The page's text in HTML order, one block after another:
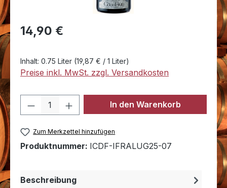
Regulärer Preis:
14,90 €
Inhalt: 0.75 Liter (19,87 € / 1 Liter)
Preise inkl. MwSt. zzgl. Versandkosten
Produkt Anzahl: Gib den
In den Warenkorb
Zum Merkzettel hinzufügen
Produktnummer: ICDF-IFRALUG25-07
Beschreibung